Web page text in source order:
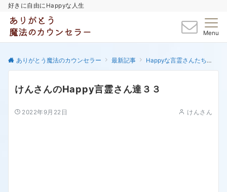
好きに自由にHappyな人生
Menu
ありがとう魔法のカウンセラー 最新記事 Happyな言霊さんたち
けんさんのHappy言霊さん達３３
2022年9月22日 けんさん